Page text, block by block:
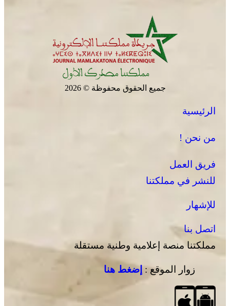
جميع الحقوق محفوظة © 2026
الرئيسية
من نحن !
فريق العمل
للنشر في مملكتنا
للإشهار
اتصل بنا
مملكتنا منصة إعلامية وطنية مستقلة
زوار الموقع : إضغط هنا